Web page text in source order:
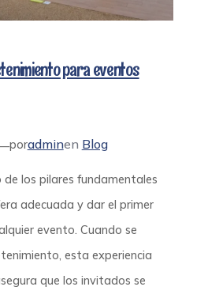
para eventos
poradminen Blog
de los pilares fundamentales
adecuada y dar el primer
evento. Cuando se
esta experiencia
que los invitados se